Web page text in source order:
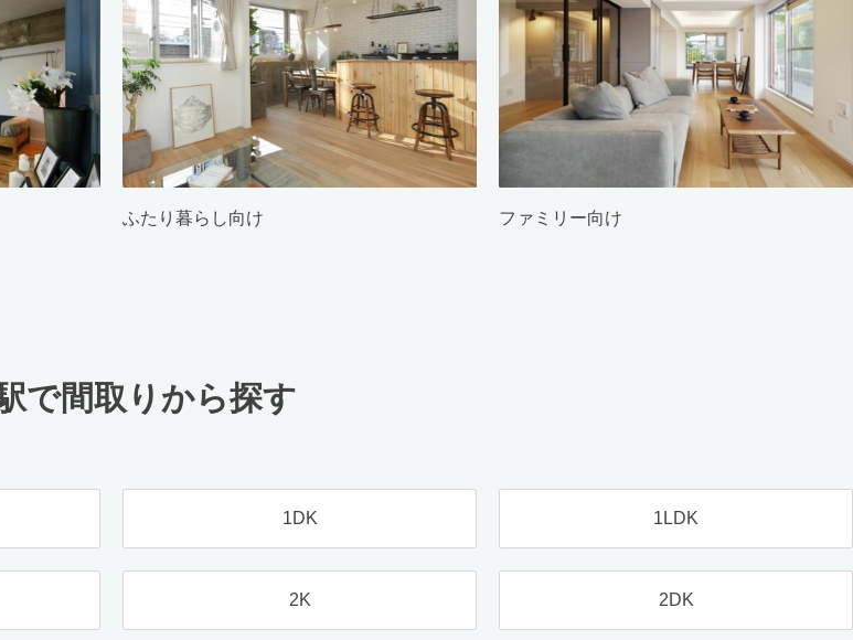
ふたり暮らし向け ファミリー向け
で間取りから探す
1DK 1LDK
2K 2DK